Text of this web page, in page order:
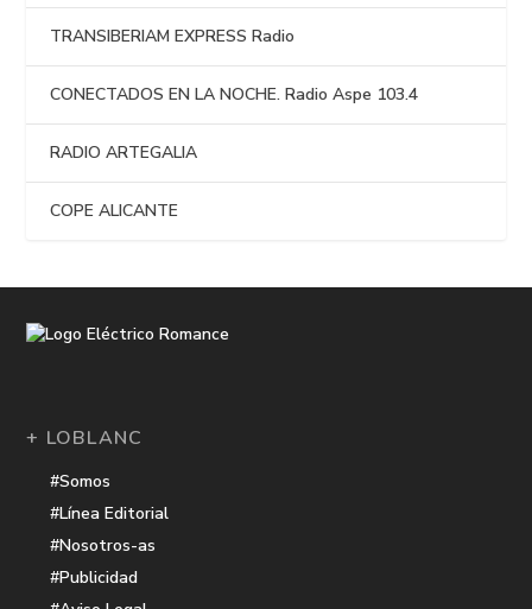
TRANSIBERIAM EXPRESS Radio
CONECTADOS EN LA NOCHE. Radio Aspe 103.4
RADIO ARTEGALIA
COPE ALICANTE
+ LOBLANC
#Somos
#Línea Editorial
#Nosotros-as
#Publicidad